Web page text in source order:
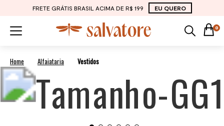
FRETE GRÁTIS BRASIL ACIMA DE R$ 199 EU QUERO
0
Alfaiataria Vestidos